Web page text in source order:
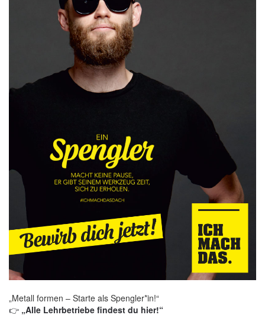
„Metall formen – Starte als Spengler*in!“
👉 „Alle Lehrbetriebe findest du hier!“